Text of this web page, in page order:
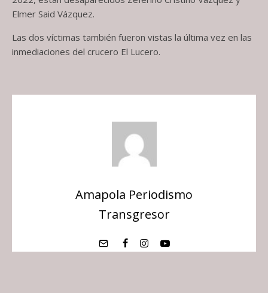
Elmer Said Vázquez.
Las dos víctimas también fueron vistas la última vez en las
inmediaciones del crucero El Lucero.
Amapola Periodismo
Transgresor